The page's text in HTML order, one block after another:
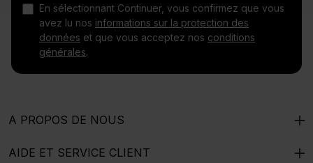
En sélectionnant Continuer, vous confirmez que vous
avez lu nos informations sur la protection des
données et que vous acceptez nos conditions
générales.
A PROPOS DE NOUS
AIDE ET SERVICE CLIENT